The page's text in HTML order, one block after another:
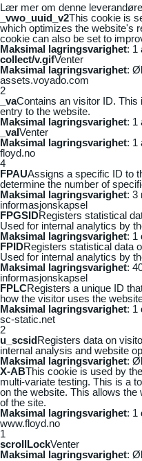
Lær mer om denne
_vwo_uuid_v2This cookie is
which optimizes the website's
cookie can also be set to
Maksimal lagringsvarighet: 1
collect/v.gifVenter
Maksimal lagringsvarighet:
assets.voyado.com
2
_vaContains an visitor ID. This
entry to the website.
Maksimal lagringsvarighet: 1
_vaIVenter
Maksimal lagringsvarighet: 1
floyd.no
4
FPAUAssigns a specific ID to
determine the number of
Maksimal lagringsvarighet: 3
informasjonskapsel
FPGSIDRegisters statistical
Used for internal analytics by
Maksimal lagringsvarighet: 1
FPIDRegisters statistical data
Used for internal analytics by
Maksimal lagringsvarighet:
informasjonskapsel
FPLCRegisters a unique ID
how the visitor uses the
Maksimal lagringsvarighet: 1
sc-static.net
2
u_scsidRegisters data on
internal analysis and website
Maksimal lagringsvarighet:
X-ABThis cookie is used by
multi-variate testing. This is a
on the website. This allows the
of the site.
Maksimal lagringsvarighet: 1
www.floyd.no
1
scrollLockVenter
Maksimal lagringsvarighet: